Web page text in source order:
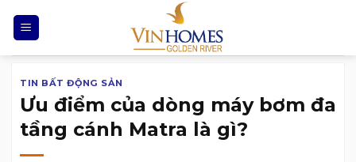
đến
nội
dungTIN BẤT ĐỘNG SẢN
Ưu điểm của dòng máy bơm đa
tầng cánh Matra là gì?